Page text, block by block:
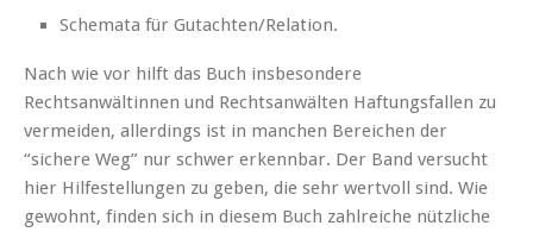
Schemata für Gutachten/Relation.
Nach wie vor hilft das Buch insbesondere
Rechtsanwältinnen und Rechtsanwälten Haftungsfallen zu
vermeiden, allerdings ist in manchen Bereichen der
“sichere Weg” nur schwer erkennbar. Der Band versucht
hier Hilfestellungen zu geben, die sehr wertvoll sind. Wie
gewohnt, finden sich in diesem Buch zahlreiche nützliche